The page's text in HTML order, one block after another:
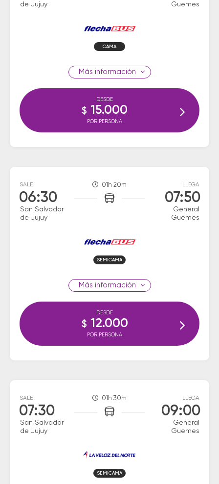
de Jujuy
Guemes
CAMA
información
DESDE
$ 15.000
POR PERSONA
SALE
06:30
San Salvador
de Jujuy
01h 20m LLEGA
07:50
General
Guemes
SEMICAMA
información
DESDE
$ 12.000
POR PERSONA
SALE
07:30
San Salvador
de Jujuy
01h 30m LLEGA
09:00
General
Guemes
SEMICAMA